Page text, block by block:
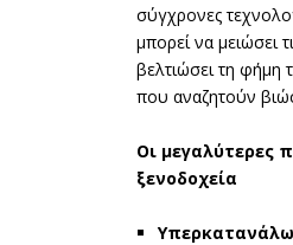
σύγχρονες
μπορεί να μειώσει
βελτιώσει τη φήμη
που αναζητούν
Οι μεγαλύτερες
ξενοδοχεία